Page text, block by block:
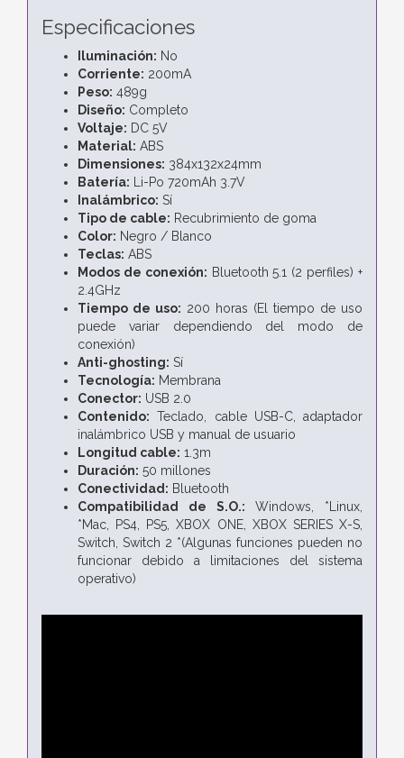
Especificaciones
Iluminación: No
Corriente: 200mA
Peso: 489g
Diseño: Completo
Voltaje: DC 5V
Material: ABS
Dimensiones: 384x132x24mm
Batería:
Li-Po 720mAh 3.7V
Inalámbrico: Sí
Tipo de cable: Recubrimiento de goma
Color: Negro / Blanco
Teclas: ABS
Modos de conexión: Bluetooth 5.1 (2 perfiles) +
2.4GHz
Tiempo de uso: 200 horas (El tiempo de uso
puede variar dependiendo del modo de
conexión)
Anti-ghosting: Sí
Tecnología: Membrana
Conector: USB 2.0
Contenido: Teclado, cable USB-C, adaptador
inalámbrico USB y manual de usuario
Longitud cable: 1.3m
Duración: 50 millones
Conectividad: Bluetooth
Compatibilidad de S.O.:
Windows, *Linux,
*Mac, PS4, PS5, XBOX ONE, XBOX SERIES X-S,
Switch, Switch 2 *(Algunas funciones pueden no
funcionar debido a limitaciones del sistema
operativo)